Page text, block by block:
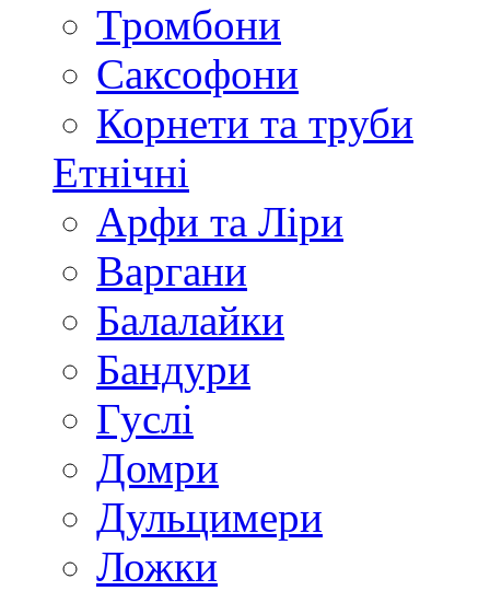
Тромбони
Саксофони
Корнети та труби
Етнічні
Арфи та Ліри
Варгани
Балалайки
Бандури
Гуслі
Домри
Дульцимери
Ложки